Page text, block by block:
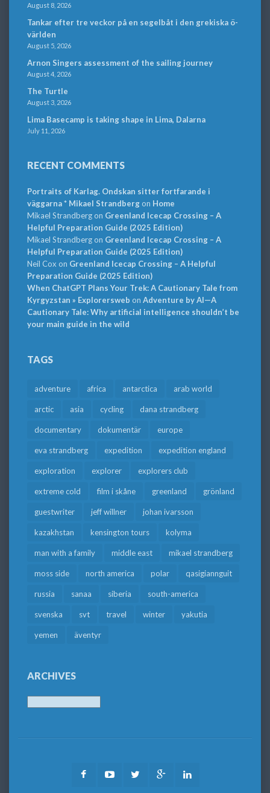
August 8, 2026
Tankar efter tre veckor på en segelbåt i den grekiska ö-
världen
August 5, 2026
Arnon Singers assessment of the sailing journey
August 4, 2026
The Turtle
August 3, 2026
Lima Basecamp is taking shape in Lima, Dalarna
July 11, 2026
RECENT COMMENTS
Portraits of Karlag. Ondskan sitter fortfarande i
väggarna * Mikael Strandbergon Home
Mikael Strandbergon Greenland Icecap Crossing – A
Helpful Preparation Guide (2025 Edition)
Mikael Strandbergon Greenland Icecap Crossing – A
Helpful Preparation Guide (2025 Edition)
Neil Cox on Greenland Icecap Crossing – A Helpful
Preparation Guide (2025 Edition)
When ChatGPT Plans Your Trek: A Cautionary Tale from
Kyrgyzstan » Explorersweb on Adventure by AI—A
Cautionary Tale: Why artificial intelligence shouldn’t be
your main guide in the wild
TAGS
adventure africa antarctica arab world
arctic asia cycling dana strandberg
documentary dokumentär europe
eva strandberg expedition expedition england
exploration explorer explorers club
extreme cold film i skåne greenland grönland
guestwriter jeff willner johan ivarsson
kazakhstan kensington tours kolyma
man with a family middle east mikael strandberg
moss side north america polar qasigiannguit
russia sanaa siberia south-america
svenska svt travel winter yakutia
yemen äventyr
ARCHIVES
FacebookYoutubeTwitter Google